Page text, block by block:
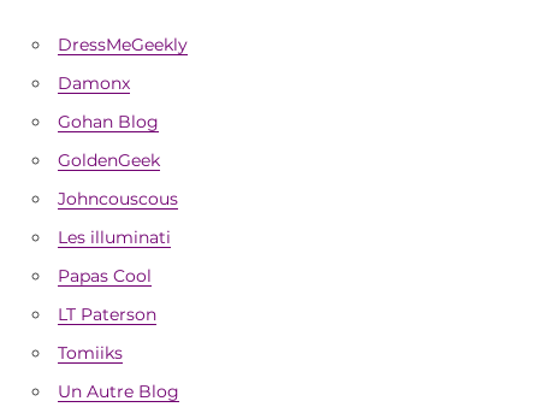
DressMeGeekly
Damonx
Gohan Blog
GoldenGeek
Johncouscous
Les illuminati
Papas Cool
LT Paterson
Tomiiks
Un Autre Blog